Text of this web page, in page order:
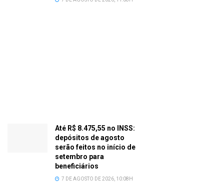
Até R$ 8.475,55 no INSS:
depósitos de agosto
serão feitos no início de
setembro para
beneficiários
7 DE AGOSTO DE 2026, 10:08H